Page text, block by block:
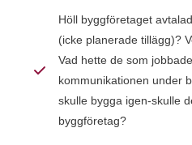
Höll byggföretaget
(icke planerade tillägg)?
Vad hette de som
kommunikationen under
skulle bygga igen-skulle
byggföretag?